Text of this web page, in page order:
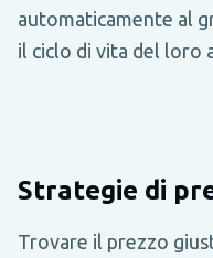
automaticamente al
il ciclo di vita del loro
Strategie di
Trovare il prezzo